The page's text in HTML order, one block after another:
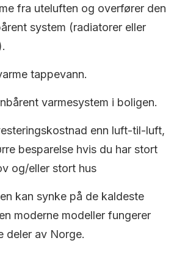
fra uteluften og overfører den
system (radiatorer eller
tappevann.
varmesystem i boligen.
enn luft-til-luft,
besparelse hvis du har stort
og/eller stort hus
kan synke på de kaldeste
moderne modeller fungerer
deler av Norge.